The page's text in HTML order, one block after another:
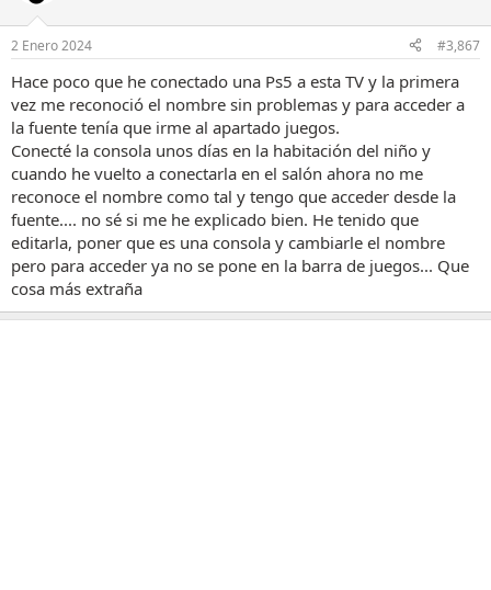
e
:
2 Enero 2024 #3,867
Hace poco que he conectado una Ps5 a esta TV y la primera
vez me reconoció el nombre sin problemas y para acceder a
la fuente tenía que irme al apartado juegos.
Conecté la consola unos días en la habitación del niño y
cuando he vuelto a conectarla en el salón ahora no me
reconoce el nombre como tal y tengo que acceder desde la
fuente.... no sé si me he explicado bien. He tenido que
editarla, poner que es una consola y cambiarle el nombre
pero para acceder ya no se pone en la barra de juegos... Que
cosa más extraña